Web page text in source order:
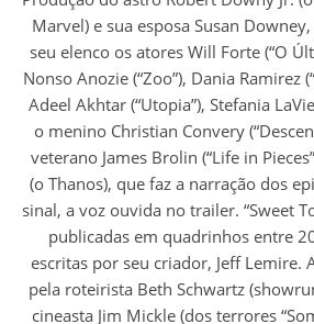
Marvel) e sua esposa Susan
seu elenco os atores Will Forte (“O
Nonso Anozie (“Zoo”), Dania Ramirez
Adeel Akhtar (“Utopia”), Stefania
o menino Christian Convery
veterano James Brolin (“Life in
(o Thanos), que faz a narração dos
sinal, a voz ouvida no trailer. “Sweet
publicadas em quadrinhos entre
escritas por seu criador, Jeff Lemire.
pela roteirista Beth Schwartz
cineasta Jim Mickle (dos terrores